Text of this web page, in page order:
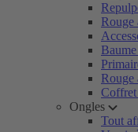
Rouge
Rouge
Coffret
Ongles
Tout